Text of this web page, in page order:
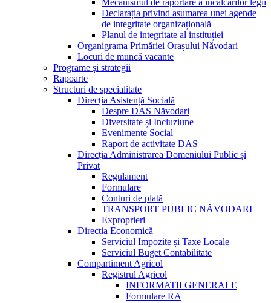
Mecanismul de raportare a încălcărilor legii
Declarația privind asumarea unei agende
de integritate organizațională
Planul de integritate al instituției
Organigrama Primăriei Orașului Năvodari
Locuri de muncă vacante
Programe și strategii
Rapoarte
Structuri de specialitate
Direcția Asistență Socială
Despre DAS Năvodari
Diversitate și Incluziune
Evenimente Social
Raport de activitate DAS
Direcția Administrarea Domeniului Public și
Privat
Regulament
Formulare
Conturi de plată
TRANSPORT PUBLIC NĂVODARI
Exproprieri
Direcția Economică
Serviciul Impozite și Taxe Locale
Serviciul Buget Contabilitate
Compartiment Agricol
Registrul Agricol
INFORMATII GENERALE
Formulare RA